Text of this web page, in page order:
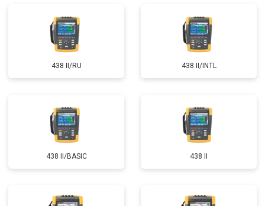
438 II/RU 438 II/INTL
438 II/BASIC 438 II